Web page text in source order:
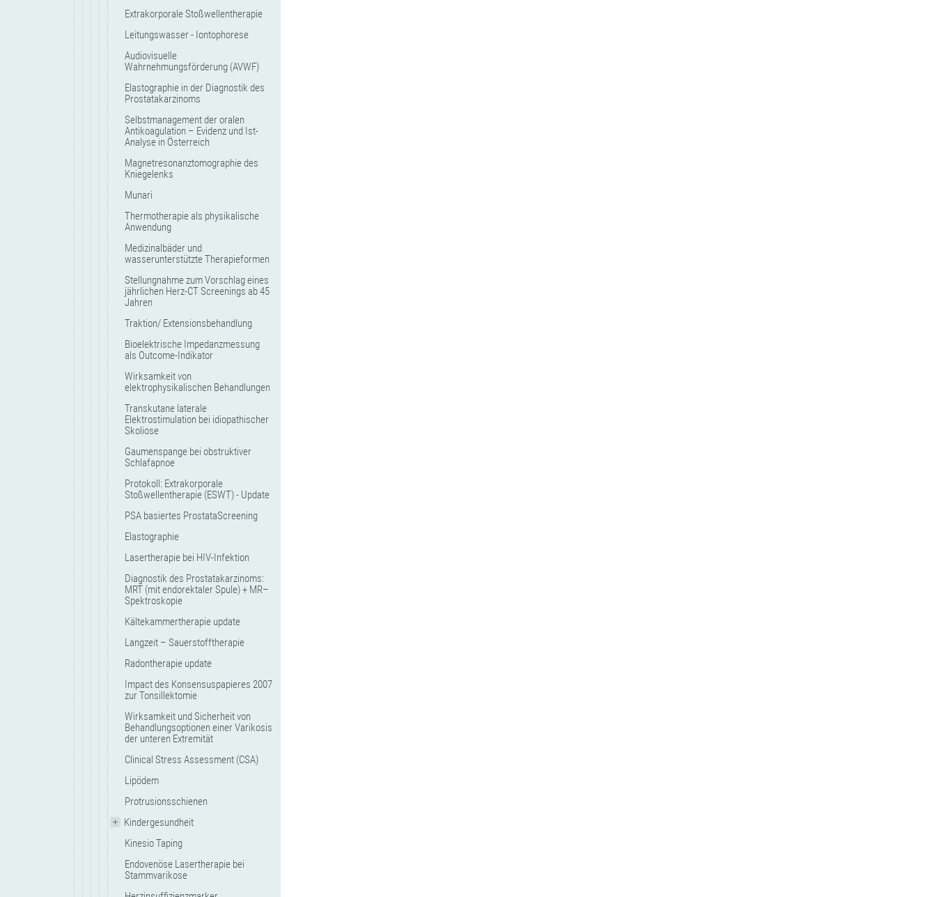
Extrakorporale Stoßwellentherapie
Leitungswasser - Iontophorese
Audiovisuelle
Wahrnehmungsförderung (AVWF)
Elastographie in der Diagnostik des
Prostatakarzinoms
Selbstmanagement der oralen
Antikoagulation – Evidenz und Ist-
Analyse in Österreich
Magnetresonanztomographie des
Kniegelenks
Munari
Thermotherapie als physikalische
Anwendung
Medizinalbäder und
wasserunterstützte Therapieformen
Stellungnahme zum Vorschlag eines
jährlichen Herz-CT Screenings ab 45
Jahren
Traktion/ Extensionsbehandlung
Bioelektrische Impedanzmessung
als Outcome-Indikator
Wirksamkeit von
elektrophysikalischen Behandlungen
Transkutane laterale
Elektrostimulation bei idiopathischer
Skoliose
Gaumenspange bei obstruktiver
Schlafapnoe
Protokoll: Extrakorporale
Stoßwellentherapie (ESWT) - Update
PSA basiertes ProstataScreening
Elastographie
Lasertherapie bei HIV-Infektion
Diagnostik des Prostatakarzinoms:
MRT (mit endorektaler Spule) + MR–
Spektroskopie
Kältekammertherapie update
Langzeit – Sauerstofftherapie
Radontherapie update
Impact des Konsensuspapieres 2007
zur Tonsillektomie
Wirksamkeit und Sicherheit von
Behandlungsoptionen einer Varikosis
der unteren Extremität
Clinical Stress Assessment (CSA)
Lipödem
Protrusionsschienen
Kindergesundheit
Kinesio Taping
Endovenöse Lasertherapie bei
Stammvarikose